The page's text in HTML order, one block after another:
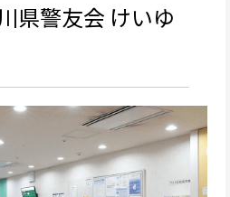
県警友会 けいゆ